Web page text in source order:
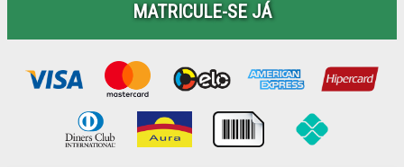
MATRICULE-SE JÁ